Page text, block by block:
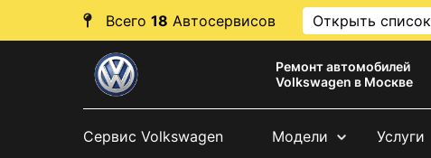
Всего 18 Автосервисов Открыть список
Ремонт автомобилей
Volkswagen в Москве
Сервис Volkswagen Модели Услуги